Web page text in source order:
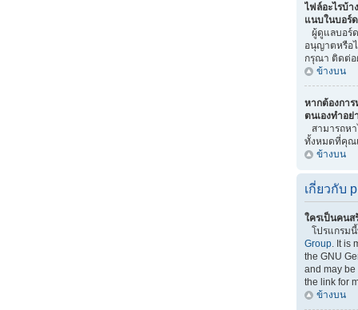
ไฟล์อะไรบ้า
แนบในบอร์
ผู้ดูแลบอร์
อนุญาตหรือ
กรุณา ติดต่อ
ข้างบน
หากต้องการ
ตนเองทำอย่
สามารถหา
ทั้งหมดที่คุณ
ข้างบน
เกี่ยวกับ
ใครเป็นคนส
โปรแกรม
Group . It
the GNU
and may
the link for
ข้างบน